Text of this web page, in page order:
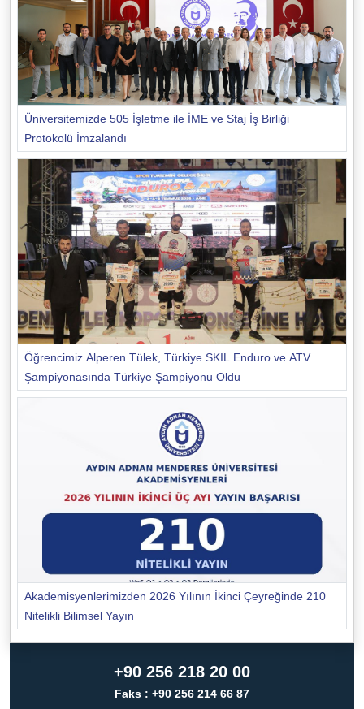
Üniversitemizde 505 İşletme ile İME ve Staj İş Birliği
Protokolü İmzalandı
Öğrencimiz Alperen Tülek, Türkiye SKIL Enduro ve ATV
Şampiyonasında Türkiye Şampiyonu Oldu
Akademisyenlerimizden 2026 Yılının İkinci Çeyreğinde 210
Nitelikli Bilimsel Yayın
+90 256 218 20 00
Faks : +90 256 214 66 87